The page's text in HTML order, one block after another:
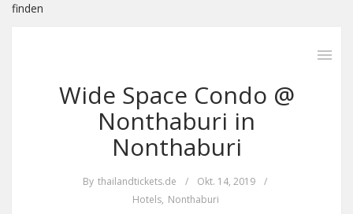
finden
Wide Space Condo @
Nonthaburi in
Nonthaburi
By thailandtickets.de / Okt. 14, 2019
/
Hotels, Nonthaburi